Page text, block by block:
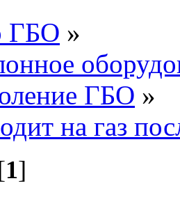
ГБО »
ГБО »
на газ
1]